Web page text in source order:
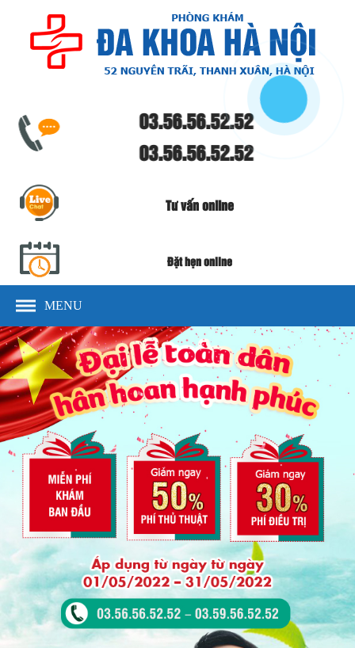
03.56.56.52.52
03.56.56.52.52
Tư vấn online
Đặt hẹn online
MENU